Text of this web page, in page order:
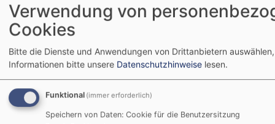
https://www.instagram.com/tv/CKjPnk4Ki8F/
Verwendung von
Cookies
Bitte die Dienste und Anwendungen von Drittanbietern
Informationen bitte unsere Datenschutzhinweise lesen.
Funktional (immer erforderlich)
Speichern von Daten: Cookie für die Benutzersitzung